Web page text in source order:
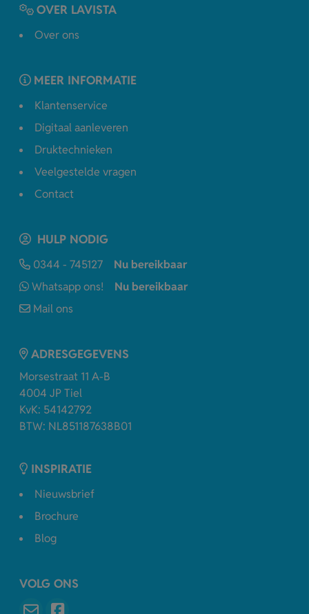
OVER LAVISTA
Over ons
MEER INFORMATIE
Klantenservice
Digitaal aanleveren
Druktechnieken
Veelgestelde vragen
Contact
HULP NODIG
0344 - 745127
Nu bereikbaar
Whatsapp ons!
Nu bereikbaar
Mail ons
ADRESGEGEVENS
Morsestraat 11 A-B
4004 JP Tiel
KvK: 54142792
BTW: NL851187638B01
INSPIRATIE
Nieuwsbrief
Brochure
Blog
VOLG ONS